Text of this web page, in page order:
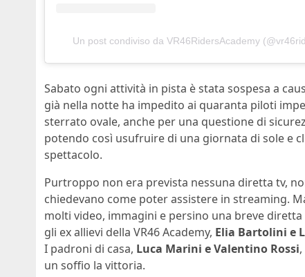
Un post condiviso da VR46RidersAcademy
Sabato ogni attività in pista è stata sospesa a
già nella notte ha impedito ai quaranta piloti
sterrato ovale, anche per una questione di
potendo così usufruire di una giornata di sole e
spettacolo.
Purtroppo non era prevista nessuna diretta tv,
chiedevano come poter assistere in streaming.
molti video, immagini e persino una breve
gli ex allievi della VR46 Academy, Elia Bartolini e
I padroni di casa, Luca Marini e Valentino Rossi
un soffio la vittoria.